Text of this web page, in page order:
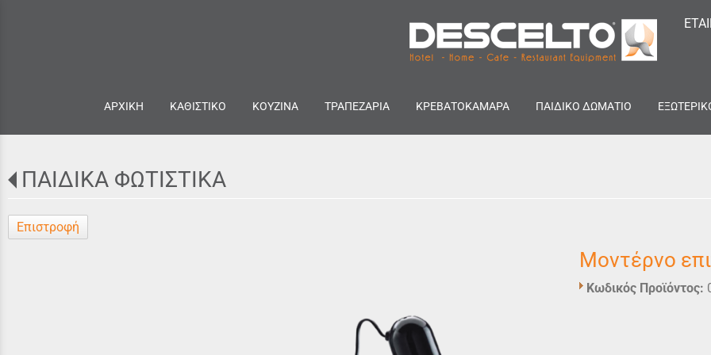
ΑΡΧΙΚΗ ΚΑΘΙΣΤΙΚΟ ΚΟΥΖΙΝΑ ΤΡΑΠΕΖΑΡΙΑ ΚΡΕΒΑΤΟΚΑΜΑΡΑ ΠΑΙΔΙΚΟ ΔΩΜΑΤΙΟ
ΠΑΙΔΙΚΑ ΦΩΤΙΣΤΙΚΑ
Επιστροφή
Μοντέρνο
Κωδικός Προϊόντος: